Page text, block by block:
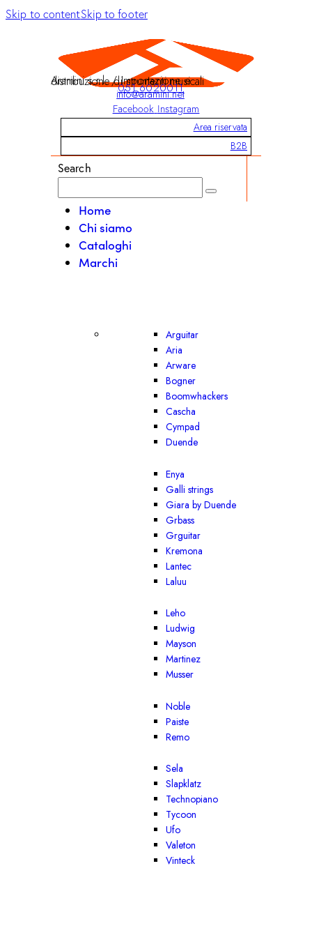
Skip to contentSkip to footer
Aramini s.r.l. / Importazione e distribuzione di strumenti musicali
051 6020011
info@aramini.net
Facebook Instagram
Area riservata
B2B
Search
Home
Chi siamo
Cataloghi
Marchi
Arguitar
Aria
Arware
Bogner
Boomwhackers
Cascha
Cympad
Duende
Enya
Galli strings
Giara by Duende
Grbass
Grguitar
Kremona
Lantec
Laluu
Leho
Ludwig
Mayson
Martinez
Musser
Noble
Paiste
Remo
Sela
Slapklatz
Technopiano
Tycoon
Ufo
Valeton
Vinteck